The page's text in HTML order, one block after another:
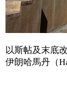
以斯帖及末底
伊朗哈馬丹（